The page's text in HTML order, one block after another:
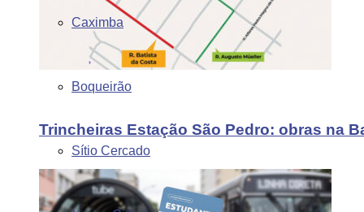
Trincheiras Estação São Pedro: obras na
Caximba
Boqueirão
Sítio Cercado